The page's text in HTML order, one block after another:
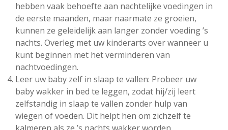
hebben vaak behoefte aan nachtelijke voedingen in
de eerste maanden, maar naarmate ze groeien,
kunnen ze geleidelijk aan langer zonder voeding ’s
nachts. Overleg met uw kinderarts over wanneer u
kunt beginnen met het verminderen van
nachtvoedingen.
Leer uw baby zelf in slaap te vallen: Probeer uw
baby wakker in bed te leggen, zodat hij/zij leert
zelfstandig in slaap te vallen zonder hulp van
wiegen of voeden. Dit helpt hen om zichzelf te